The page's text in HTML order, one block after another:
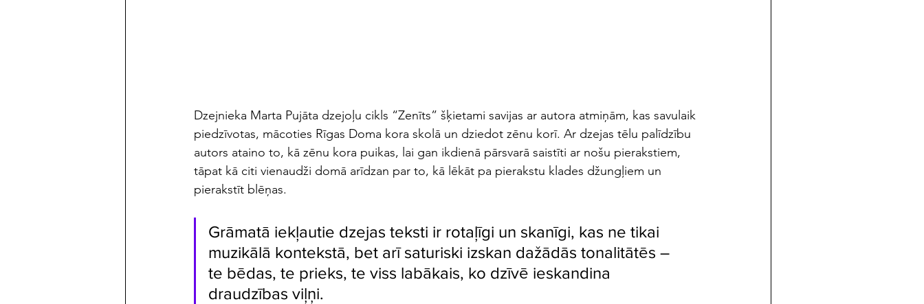
Dzejnieka Marta Pujāta dzejoļu cikls “Zenīts” šķietami savijas ar autora atmiņām, kas savulaik
piedzīvotas, mācoties Rīgas Doma kora skolā un dziedot zēnu korī. Ar dzejas tēlu palīdzību
autors ataino to, kā zēnu kora puikas, lai gan ikdienā pārsvarā saistīti ar nošu pierakstiem,
tāpat kā citi vienaudži domā arīdzan par to, kā lēkāt pa pierakstu klades džungļiem un
pierakstīt blēņas.
Grāmatā iekļautie dzejas teksti ir rotaļīgi un skanīgi, kas ne tikai
muzikālā kontekstā, bet arī saturiski izskan dažādās tonalitātēs –
te bēdas, te prieks, te viss labākais, ko dzīvē ieskandina
draudzības viļņi.